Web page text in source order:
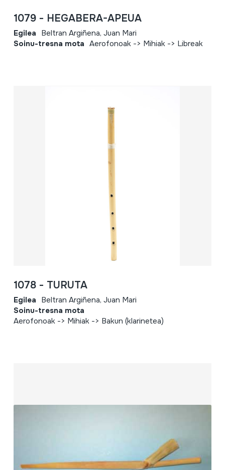
1079 - HEGABERA-APEUA
Egilea Beltran Argiñena, Juan Mari
Soinu-tresna mota Aerofonoak -> Mihiak -> Libreak
1078 - TURUTA
Egilea Beltran Argiñena, Juan Mari
Soinu-tresna mota
Aerofonoak -> Mihiak -> Bakun (klarinetea)